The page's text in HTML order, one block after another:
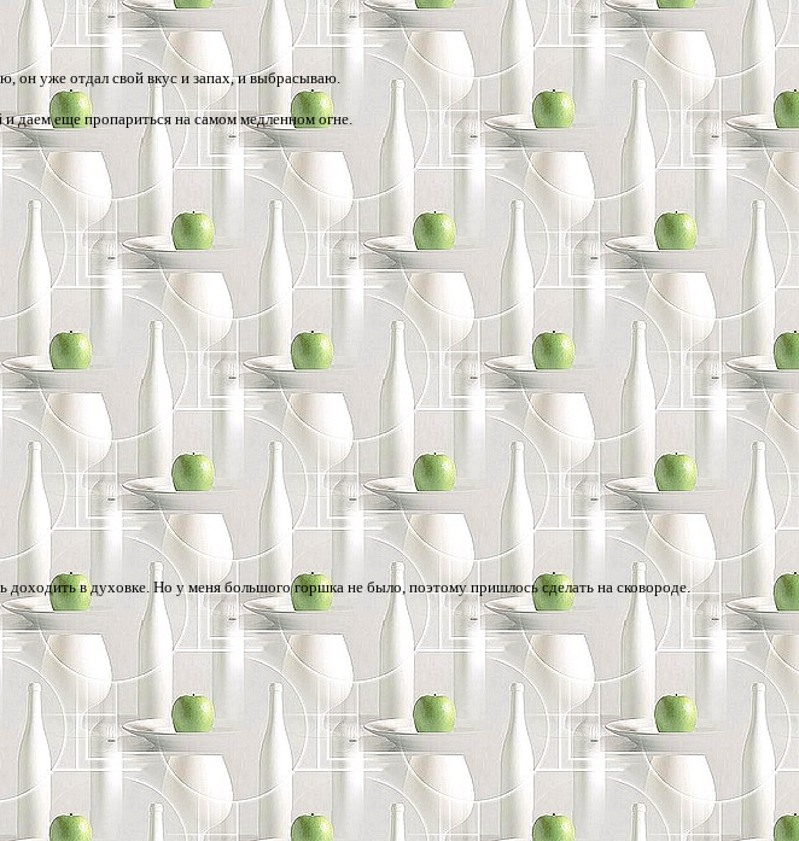
он уже отдал свой вкус и запах, и выбрасываю.
даем еще пропариться на самом медленном огне.
в духовке. Но у меня большого горшка не было, поэтому пришлось сделать на сковороде.